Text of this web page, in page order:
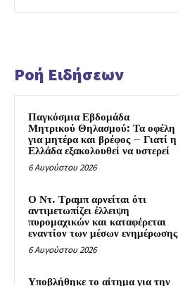
Ροή Ειδήσεων
Παγκόσμια Εβδομάδα
Μητρικού Θηλασμού: Τα οφέλη
για μητέρα και βρέφος – Γιατί η
Ελλάδα εξακολουθεί να υστερεί
6 Αυγούστου 2026
Ο Ντ. Τραμπ αρνείται ότι
αντιμετωπίζει έλλειψη
πυρομαχικών και καταφέρεται
εναντίον των μέσων ενημέρωσης
6 Αυγούστου 2026
Υποβλήθηκε το αίτημα για την